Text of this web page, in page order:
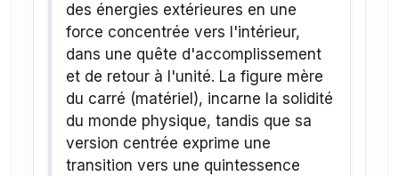
des énergies extérieures en une
force concentrée vers l'intérieur,
dans une quête d'accomplissement
et de retour à l'unité. La figure mère
du carré (matériel), incarne la solidité
du monde physique, tandis que sa
version centrée exprime une
transition vers une quintessence